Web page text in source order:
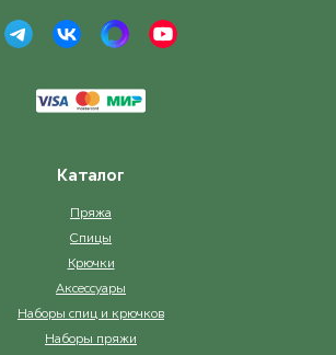
Каталог
Пряжа
Спицы
Крючки
Аксессуары
Наборы спиц и крючков
Наборы пряжи